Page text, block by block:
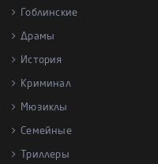
Гоблинские
Драмы
История
Криминал
Мюзиклы
Семейные
Триллеры